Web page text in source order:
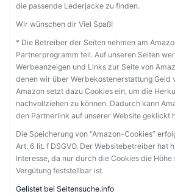
die passende Lederjacke zu finden.
Wir wünschen dir Viel Spaß!
* Die Betreiber der Seiten nehmen am
Partnerprogramm teil. Auf unseren Seiten
Werbeanzeigen und Links zur Seite von
denen wir über Werbekostenerstattung Geld
Amazon setzt dazu Cookies ein, um die
nachvollziehen zu können. Dadurch kann
den Partnerlink auf unserer Website geklickt
Die Speicherung von “Amazon-Cookies”
Art. 6 lit. f DSGVO. Der Websitebetreiber hat
Interesse, da nur durch die Cookies die
Vergütung feststellbar ist.
Gelistet bei Seitensuche.info